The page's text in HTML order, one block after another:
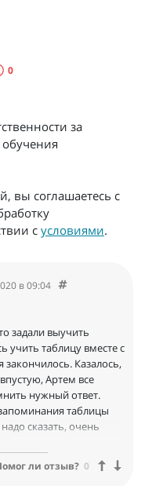
0
за
вы соглашаетесь с
с условиями.
в 09:04
задали выучить
учить таблицу вместе с
Казалось,
Артем все
нужный ответ.
таблицы
сказать, очень
не очень серьезным.
чтобы сын
ли отзыв? 0